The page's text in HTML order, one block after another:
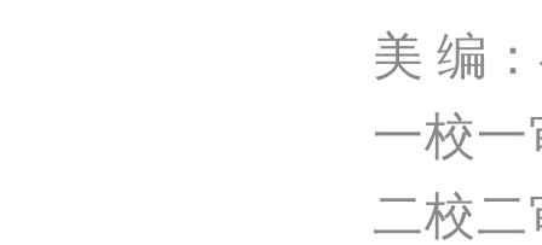
美 编
一校
二校